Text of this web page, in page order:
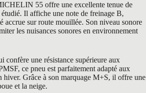
55 offre une excellente tenue de
Il affiche une note de freinage B,
accrue sur route mouillée. Son niveau sonore
les nuisances sonores en environnement
confère une résistance supérieure aux
ce pneu est parfaitement adapté aux
hiver. Grâce à son marquage M+S, il offre une
et la neige.